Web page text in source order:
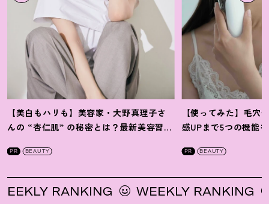
【美白もハリも】美容家・大野真理子さ
んの “杏仁肌” の秘密とは ？ 最新美容習慣
PR BEAUTY
【使ってみた】毛穴
感UPまで5つの機能
PR BEAUTY
RANKING WEEKLY RANKING